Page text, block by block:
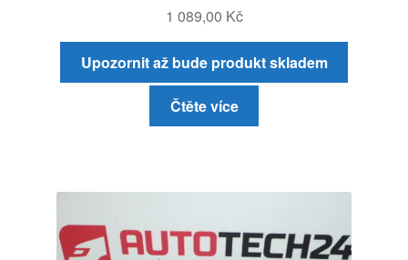
1 089,00 Kč
Upozornit až bude produkt skladem
Čtěte více